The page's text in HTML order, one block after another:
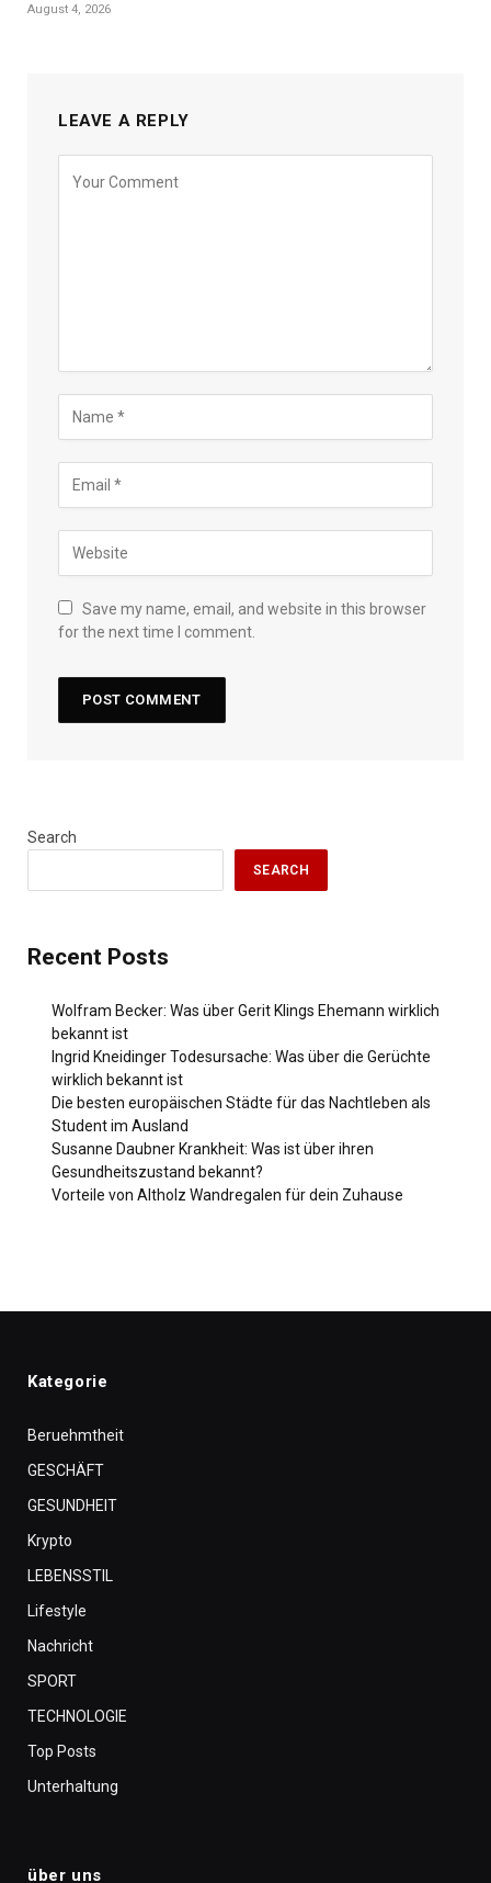
August 4, 2026
LEAVE A REPLY
Save my name, email, and website in this browser
for the next time I comment.
Search
SEARCH
Recent Posts
Wolfram Becker: Was über Gerit Klings Ehemann wirklich
bekannt ist
Ingrid Kneidinger Todesursache: Was über die Gerüchte
wirklich bekannt ist
Die besten europäischen Städte für das Nachtleben als
Student im Ausland
Susanne Daubner Krankheit: Was ist über ihren
Gesundheitszustand bekannt?
Vorteile von Altholz Wandregalen für dein Zuhause
Kategorie
Beruehmtheit
GESCHÄFT
GESUNDHEIT
Krypto
LEBENSSTIL
Lifestyle
Nachricht
SPORT
TECHNOLOGIE
Top Posts
Unterhaltung
über uns